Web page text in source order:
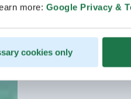
more: Google Privacy &
cookies only